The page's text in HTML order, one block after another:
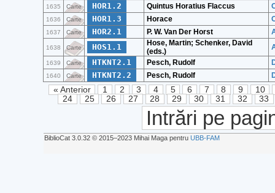
1635 Carte HOR1.2 Quintus Horatius Flaccus
1636 Carte HOR1.3 Horace
1637 Carte HOR2.1 P. W. Van Der Horst
1638 Carte HOS1.1
Hose, Martin; Schenker, David
(eds.)
1639 Carte HTKNT2.1 Pesch, Rudolf
1640 Carte HTKNT2.2 Pesch, Rudolf
« Anterior 1 2 3 4 5 6 7 8 9
10
24
25 26 27 28 29 30 31 32 33
Intrări pe
BiblioCat 3.0.32 © 2015‒2023 Mihai Maga pentru UBB-FAM